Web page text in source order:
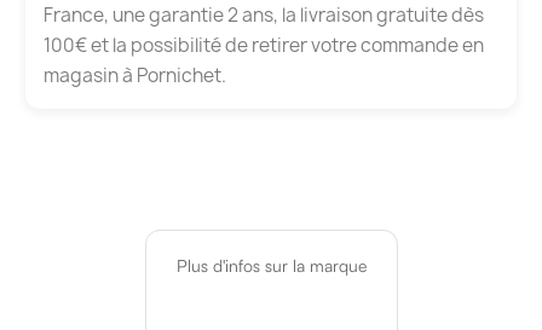
France, une garantie 2 ans, la livraison gratuite dès
100€ et la possibilité de retirer votre commande en
magasin à Pornichet.
Plus d'infos sur la marque